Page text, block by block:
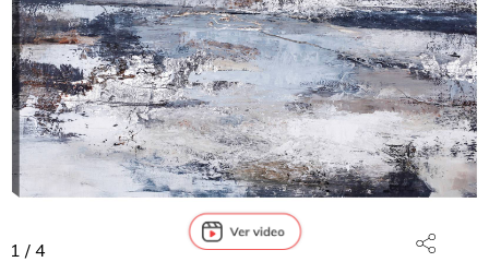
1 / 4